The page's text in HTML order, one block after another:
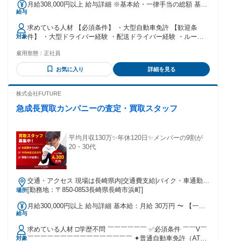
給与
月給308,000円以上 給与詳細 ※基本給・一律手当の総額 基本
に一律で支払われる通勤・皆勤・家族手当金額：なし 全員に
一律で支払われるその他手当金額：あり 1ヶ月あたり12万
3120円 〜 ・昇給あり ・賞与年2回 ＊会社規程による ・各種
手当あり ※資格取得支援制度を使って給与アップも可能で
対象
求めている人材 【必須条件】 ・大型自動車免許 【歓迎条
件】 ・大型ドライバー経験 ・配送ドライバー経験 ・ルート
る方もご相談ください 【こんな方に向いています】 ・大型免
許を活かして安定して働きたい方 ・長距離ではなく地場配送
で働きたい方 ・長崎エリアで腰を据えて働きたい方 ・配送件
い配送に切り替えたい方 ・夜間配送の働き方に抵抗がない方
した仕事量のある会社で長く働きたい方 配送中は一人の時間
件と理由：あり（例外事由1号・59歳まで（60歳定年制 65歳
までの再雇用制度有り））
雇用形態： 正社員
お気に入り 詳細を見る
株式会社FUTURE
急成長買取カンパニーの査定・買取スタッフ
平均月収130万✨年休120日✨メンバーの9割が
20・30代
場所
交通・アクセス 現場は長崎県内|交通費支給|バイク・車通勤
OK｜直行直帰OK
[勤務地：〒850-0853長崎県長崎市浜町]
給与
月給300,000円以上 給与詳細 基本給：月給 30万円 〜 【一律
なし 全員に一律で支払われるその他手当金額：なし ＜最低保
証あり！＞ 月額30万円以上（20日稼働の場合） ⭐歩合の割合
対象
求めている人材 □学歴不問 ￣￣￣￣￣￣ ✅必須条件 ￣￣V￣
￣￣￣￣￣￣￣￣￣￣￣￣￣￣￣￣ ✦普通自動車免許（AT限